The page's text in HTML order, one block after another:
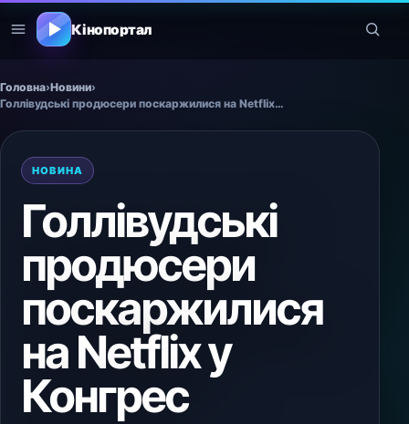
Кінопортал
Головна›Новини›
Голлівудські продюсери поскаржилися на Netflix у Конгрес
НОВИНА
Голлівудські
продюсери
поскаржилися
на Netflix у
Конгрес